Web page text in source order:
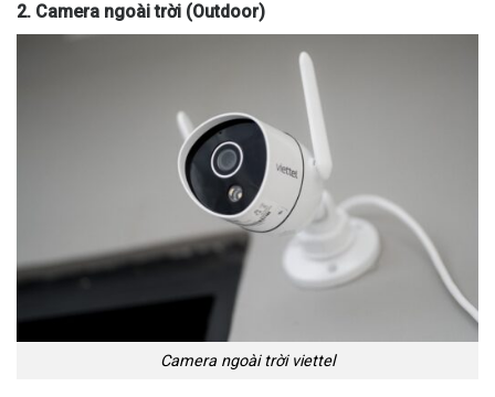
2. Camera ngoài trời (Outdoor)
Camera ngoài trời viettel